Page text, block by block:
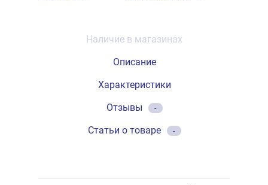
Наличие в магазинах
Описание
Характеристики
Отзывы
-
Статьи о товаре -